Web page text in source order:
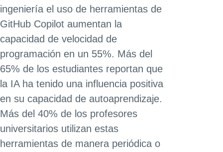
ingeniería el uso de herramientas de
GitHub Copilot aumentan la
capacidad de velocidad de
programación en un 55%. Más del
65% de los estudiantes reportan que
la IA ha tenido una influencia positiva
en su capacidad de autoaprendizaje.
Más del 40% de los profesores
universitarios utilizan estas
herramientas de manera periódica o